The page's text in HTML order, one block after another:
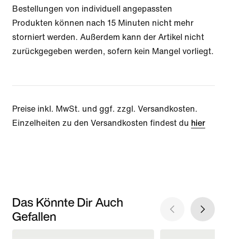
Bestellungen von individuell angepassten
Produkten können nach 15 Minuten nicht mehr
storniert werden. Außerdem kann der Artikel nicht
zurückgegeben werden, sofern kein Mangel vorliegt.
Preise inkl. MwSt. und ggf. zzgl. Versandkosten.
Einzelheiten zu den Versandkosten findest du hier
Das Könnte Dir Auch
Gefallen